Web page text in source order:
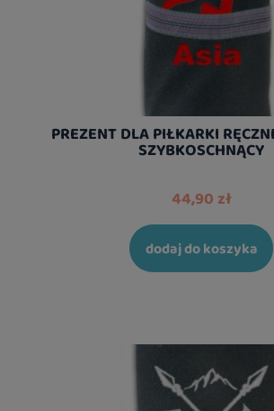
PREZENT DLA PIŁKARKI
SZYBKOSCHNĄCY
44,90 zł
dodaj do koszyka